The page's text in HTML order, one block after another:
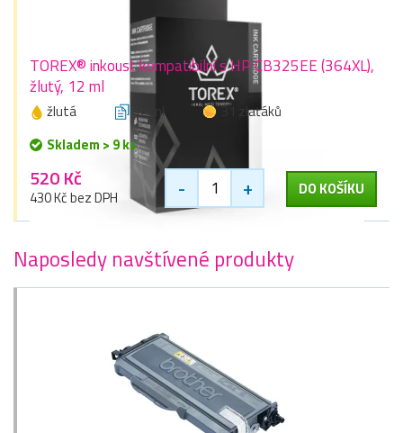
TOREX® inkoust kompatibilní s HP CB325EE (364XL),
žlutý, 12 ml
žlutá 12 ml
31 zlaťáků
Skladem > 9 ks
520 Kč
430 Kč bez DPH - + DO KOŠÍKU
Naposledy navštívené produkty